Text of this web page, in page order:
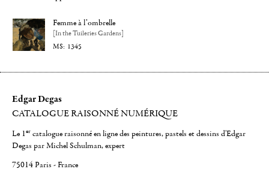
Femme à l’ombrelle
[In the Tuileries Gardens]
1345
Edgar Degas
CATALOGUE RAISONNÉ NUMÉRIQUE
Le 1er catalogue raisonné en ligne des peintures, pastels et dessins d'Edgar
Degas par Michel Schulman, expert
75014 Paris - France